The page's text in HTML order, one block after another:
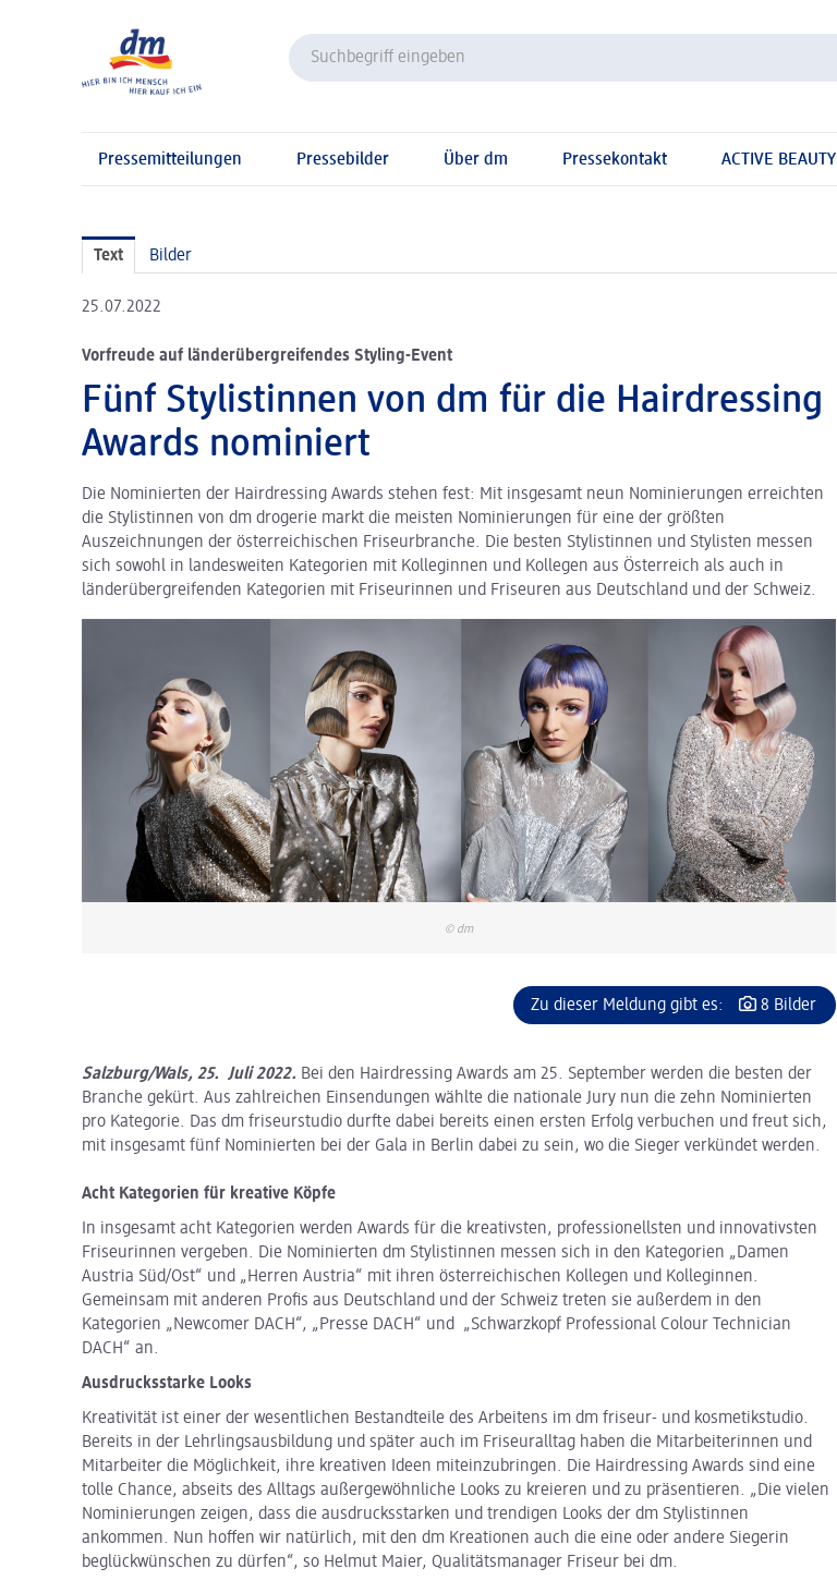
Pressemitteilungen Pressebilder Über dm Pressekontakt ACTIVE BEAUTY
Text Bilder
25.07.2022
Vorfreude auf länderübergreifendes Styling-Event
Fünf Stylistinnen von dm für die Hairdressing
Awards nominiert
Die Nominierten der Hairdressing Awards stehen fest: Mit insgesamt neun Nominierungen erreichten
die Stylistinnen von dm drogerie markt die meisten Nominierungen für eine der größten
Auszeichnungen der österreichischen Friseurbranche. Die besten Stylistinnen und Stylisten messen
sich sowohl in landesweiten Kategorien mit Kolleginnen und Kollegen aus Österreich als auch in
länderübergreifenden Kategorien mit Friseurinnen und Friseuren aus Deutschland und der Schweiz.
© dm
Zu dieser Meldung gibt es: 8 Bilder
Salzburg/Wals, 25. Juli 2022. Bei den Hairdressing Awards am 25. September werden die besten der
Branche gekürt. Aus zahlreichen Einsendungen wählte die nationale Jury nun die zehn Nominierten
pro Kategorie. Das dm friseurstudio durfte dabei bereits einen ersten Erfolg verbuchen und freut sich,
mit insgesamt fünf Nominierten bei der Gala in Berlin dabei zu sein, wo die Sieger verkündet werden.
Acht Kategorien für kreative Köpfe
In insgesamt acht Kategorien werden Awards für die kreativsten, professionellsten und innovativsten
Friseurinnen vergeben. Die Nominierten dm Stylistinnen messen sich in den Kategorien „Damen
Austria Süd/Ost“ und „Herren Austria“ mit ihren österreichischen Kollegen und Kolleginnen.
Gemeinsam mit anderen Profis aus Deutschland und der Schweiz treten sie außerdem in den
Kategorien „Newcomer DACH“, „Presse DACH“ und „Schwarzkopf Professional Colour Technician
DACH“ an.
Ausdrucksstarke Looks
Kreativität ist einer der wesentlichen Bestandteile des Arbeitens im dm friseur- und kosmetikstudio.
Bereits in der Lehrlingsausbildung und später auch im Friseuralltag haben die Mitarbeiterinnen und
Mitarbeiter die Möglichkeit, ihre kreativen Ideen miteinzubringen. Die Hairdressing Awards sind eine
tolle Chance, abseits des Alltags außergewöhnliche Looks zu kreieren und zu präsentieren. „Die vielen
Nominierungen zeigen, dass die ausdrucksstarken und trendigen Looks der dm Stylistinnen
ankommen. Nun hoffen wir natürlich, mit den dm Kreationen auch die eine oder andere Siegerin
beglückwünschen zu dürfen“, so Helmut Maier, Qualitätsmanager Friseur bei dm.